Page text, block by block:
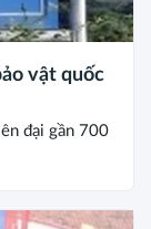
vật quốc
đại gần 700